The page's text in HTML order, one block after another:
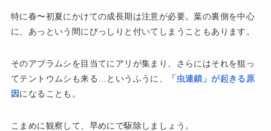
特に春〜初夏にかけての成長期は注意が必要。葉の裏側を中心
に、あっという間にびっしりと付いてしまうこともあります。
そのアブラムシを目当てにアリが集まり、さらにはそれを狙っ
てテントウムシも来る…というふうに、
「虫連鎖」が起きる原
因になることも。
こまめに観察して、早めにで駆除しましょう。